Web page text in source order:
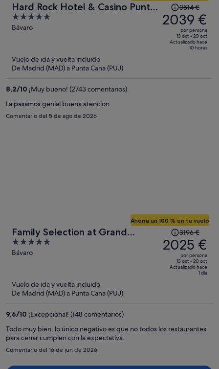
Hard Rock Hotel & Casino Punta
Cana an All-Inclusive Resort
5
out
Bávaro
precio
era
3514 €,
3514 €
2039 €
por persona
13 oct - 20 oct
Actualizado hace
10 horas
Vuelo de ida y vuelta incluido
De Madrid (MAD) a Punta Cana (PUJ)
8,2/10 ¡Muy bueno! (2743 comentarios)
La pasamos genial buena atencion
Comentario del 5 de ago de 2026
Family Selection at Grand
Palladium Select Bávaro - All
Inclusive
5
out
Bávaro
Ahorra un 100 % en tu vuelo
precio
era
3196 €,
persona
3196 €
2025 €
por persona
13 oct - 20 oct
Actualizado hace
1 día
Vuelo de ida y vuelta incluido
De Madrid (MAD) a Punta Cana (PUJ)
9,6/10 ¡Excepcional! (148 comentarios)
Todo muy bien, lo único negativo es que no todos los restaurantes
para cenar cumplen con la expectativa.
Comentario del 16 de jun de 2026